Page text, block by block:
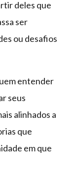
deles que
ser
ou desafios
entender
seus
alinhados a
que
em que